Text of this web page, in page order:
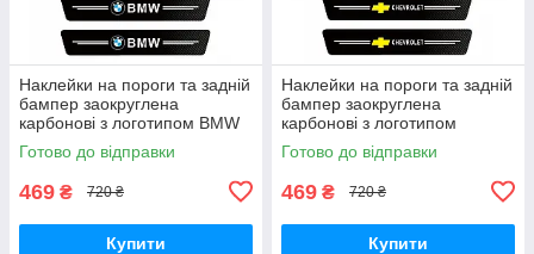
Наклейки на пороги та задній
бампер заокруглена
карбонові з логотипом BMW
всі моделі та інші марки
автомобілів
Готово до відправки
469 ₴ 720 ₴
Купити
Наклейки на пороги та задній
бампер заокруглена
карбонові з логотипом
Chevrolet всі моделі та інші
марки автомобілів
Готово до відправки
469 ₴ 720 ₴
Купити